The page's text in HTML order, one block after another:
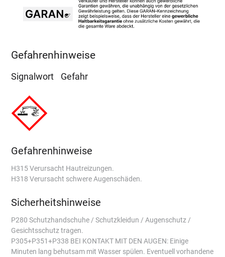
Gefahrenhinweise
Signalwort Gefahr
Gefahrenhinweise
H315 Verursacht Hautreizungen.
H318 Verursacht schwere Augenschäden.
Sicherheitshinweise
P280 Schutzhandschuhe / Schutzkleidun / Augenschutz /
Gesichtsschutz tragen.
P305+P351+P338 BEI KONTAKT MIT DEN AUGEN: Einige
Minuten lang behutsam mit Wasser spülen. Eventuell vorhandene